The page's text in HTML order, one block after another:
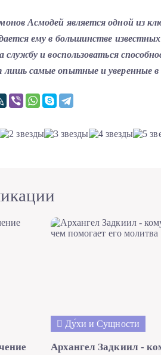
Асмодей является одной из
ему в большинстве
службу и воспользоваться
самые опытные и уверенные в
Ду́хи и Сущности
Архангел Задкиил -